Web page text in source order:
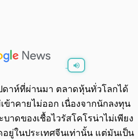
0:00/0:00
ดาห์ที่ผ่านมา ตลาดหุ้นทั่วโลกได้
ข้าคายไม่ออก เนื่องจากนักลงทุน
บาดของเชื้อไวรัสโคโรน่าไม่เพียง
ยู่ในประเทศจีนเท่านั้น แต่มันเป็น